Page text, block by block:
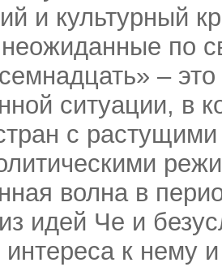
и культурный
по
–
ситуации, в
с
волна в
идей Че и
к нему